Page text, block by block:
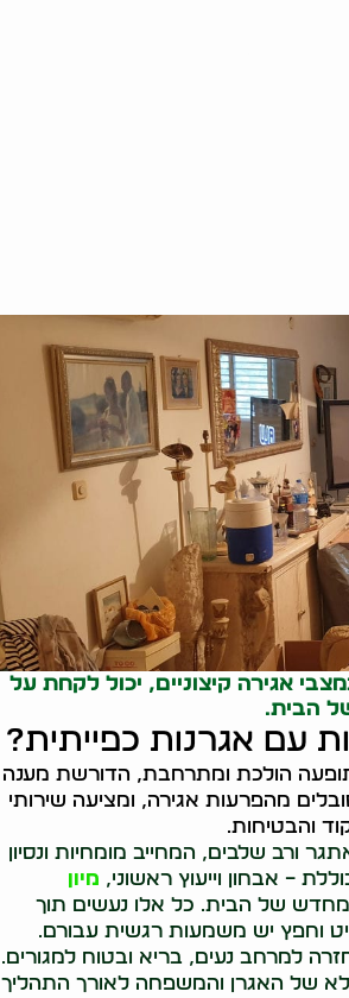
אגירה קיצוניים, יכול לקחת על
הבית.
עם אגרנות כפייתית?
הולכת ומתרחבת, הדורשת מענה
מהפרעות אגירה, ומציעה שירותי
והבטיחות.
ורב שלבים, המחייב מומחיות ונסיון
– אבחון וייעוץ ראשוני, מיון
מחדש של הבית. כל אלו נעשים תוך
וחפץ יש משמעות רגשית עבורם.
למרחב נעים, בריא ובטוח למגורים.
מלא של האגרן והמשפחה לאורך התהליך